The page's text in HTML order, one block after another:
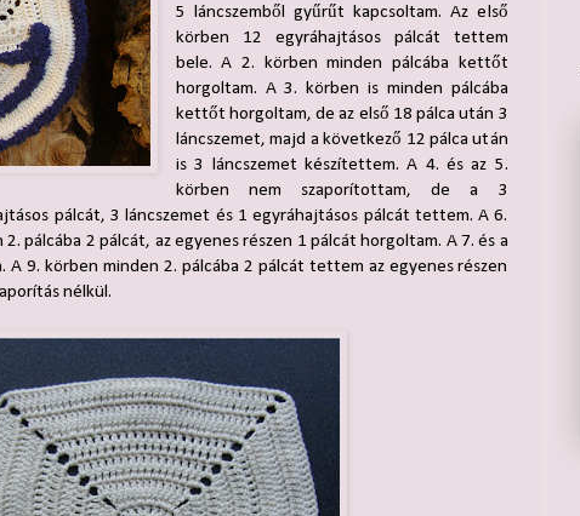
5 láncszemből gyűrűt kapcsoltam. Az első
körben 12 egyráhajtásos pálcát tettem
bele. A 2. körben minden pálcába kettőt
horgoltam. A 3. körben is minden pálcába
kettőt horgoltam, de az első 18 pálca után 3
láncszemet, majd a következő 12 pálca után
is 3 láncszemet készítettem. A 4. és az 5.
körben nem szaporítottam, de a 3
pálcát, 3 láncszemet és 1 egyráhajtásos pálcát tettem. A 6.
2. pálcába 2 pálcát, az egyenes részen 1 pálcát horgoltam. A 7. és a
A 9. körben minden 2. pálcába 2 pálcát tettem az egyenes részen
nélkül.